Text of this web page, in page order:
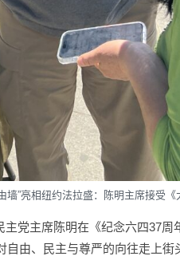
”亮相纽约法拉盛：陈明主席接受《
党主席陈明在《纪念六四37周
由、民主与尊严的向往走上街